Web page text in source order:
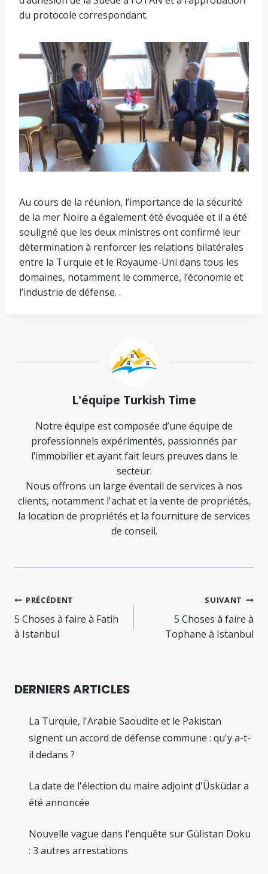
du protocole correspondant.
Au cours de la réunion, l’importance de la sécurité
de la mer Noire a également été évoquée et il a été
souligné que les deux ministres ont confirmé leur
détermination à renforcer les relations bilatérales
entre la Turquie et le Royaume-Uni dans tous les
domaines, notamment le commerce, l’économie et
l’industrie de défense. .
L'équipe Turkish Time
Notre équipe est composée d’une équipe de
professionnels expérimentés, passionnés par
l’immobilier et ayant fait leurs preuves dans le
secteur.
Nous offrons un large éventail de services à nos
clients, notamment l'achat et la vente de propriétés,
la location de propriétés et la fourniture de services
de conseil.
Navigation
de
PRÉCÉDENT
5 Choses à faire à Fatih
à Istanbul
SUIVANT
5 Choses à faire à
Tophane à Istanbul
DERNIERS ARTICLES
La Turquie, l'Arabie Saoudite et le Pakistan
signent un accord de défense commune : qu'y a-t-
il dedans ?
La date de l'élection du maire adjoint d'Üsküdar a
été annoncée
Nouvelle vague dans l'enquête sur Gülistan Doku
: 3 autres arrestations